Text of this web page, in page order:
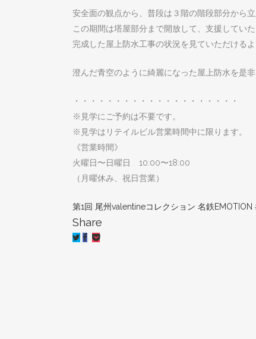
安全面の観点から、普段は３階の階段部分から
この期間は塔屋部分まで開放して、支援してい
完成した屋上防水工事の状況を見ていただける
澄んだ青空のように綺麗になった屋上防水を是非
・・・・・・・・・・・・・・・・・・・・
※見学にご予約は不要です。
※見学はリテイルビル営業時間中に限ります。
《営業時間》
火曜日〜日曜日 10:00〜18:00
（月曜休み、祝日営業）
第1回 尾州valentineコレクション 名鉄
Share